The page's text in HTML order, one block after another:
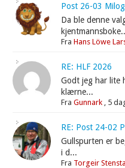
Post 26-03
Da ble denne
FraHans Löwe
RE: HLF 2026
Godt jeg har lite
klærne...
FraGunnark 5
RE: Post 24-02
Gullspurten er
i d...
Fra Torgeir